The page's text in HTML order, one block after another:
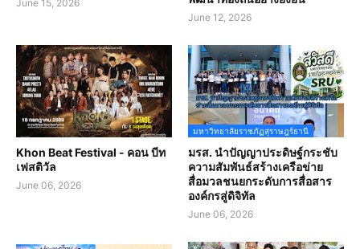
June 15, 2026
June 12, 2026
Khon Beat Festival - คอน บีท
เฟสติวัล
June 06, 2026
มหาวิทยาลัยราชภัฏสุราษฎร์ธานี
มรส. นำปัญญาประดิษฐ์กระชับ
ความสัมพันธ์สร้างเครือข่าย
สื่อมวลชนยกระดับการสื่อสาร
องค์กรสู่ดิจิทัล
June 06, 2026